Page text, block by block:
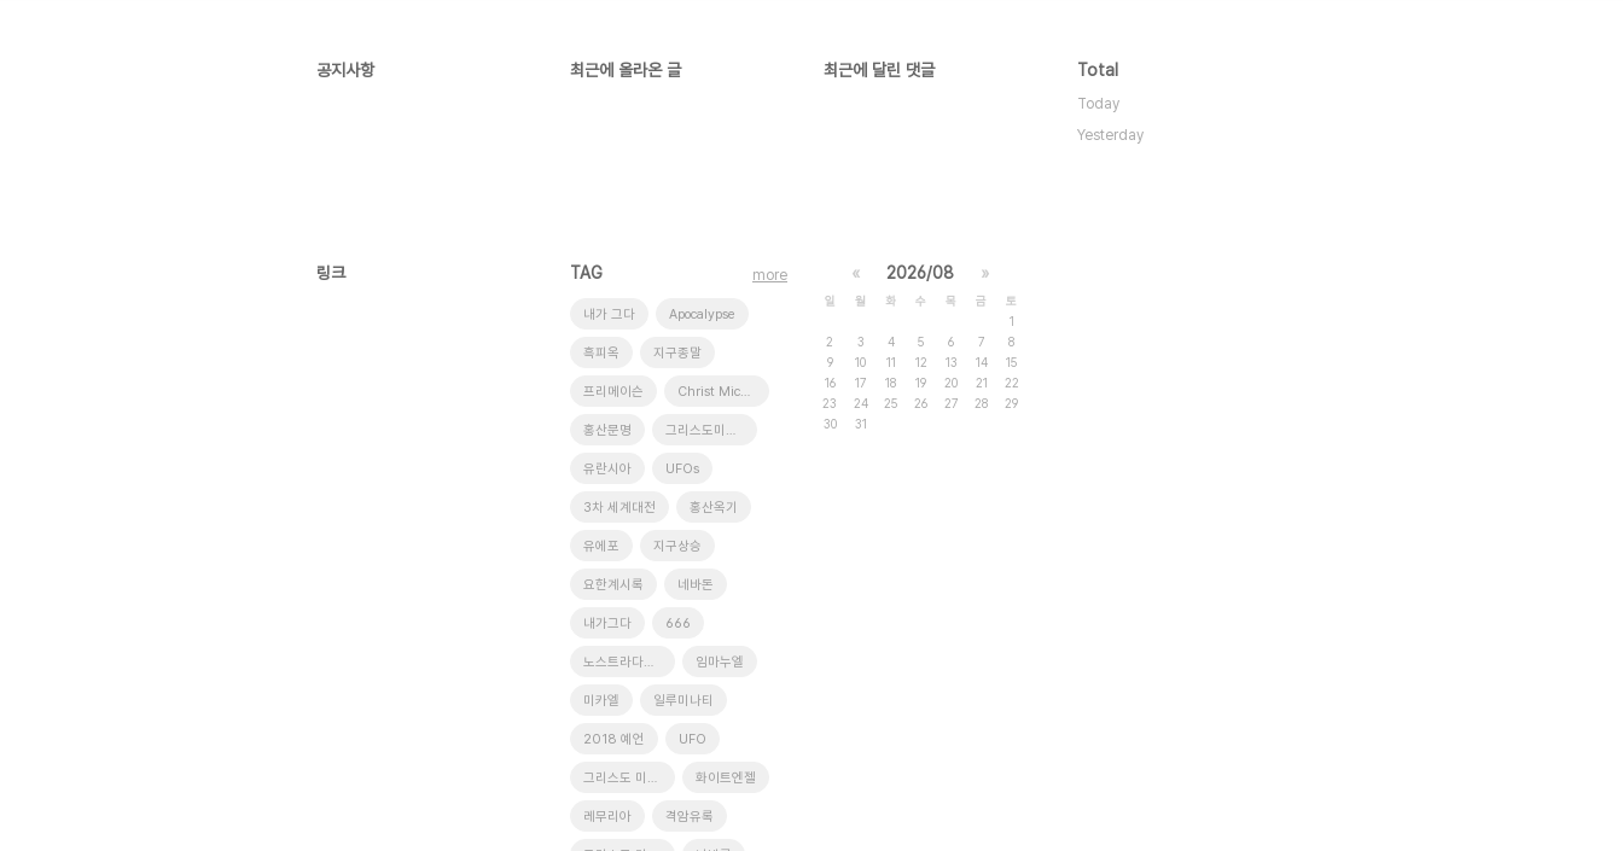
공지사항 최근에 올라온 글 최근에 달린 댓글 Total
Today
Yesterday
링크 TAG
내가 그다 Apocalypse
흑피옥 지구종말
프리메이슨 Christ Michael
홍산문명 그리스도미카엘
유란시아 UFOs
3차 세계대전 홍산옥기
유에포 지구상승
요한계시록 네바돈
내가그다 666
노스트라다무스 임마누엘
미카엘 일루미나티
2018 예언 UFO
그리스도 미가엘 화이트엔젤
레무리아 격암유록
more « 2026/08 »
일 월 화 수 목 금
토
1
2
3 4 5 6 7
8
9
10 11 12 13 14
15
16
17 18 19 20 21
22
23
24 25 26 27 28
29
30
31